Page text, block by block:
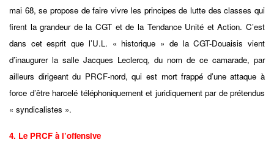
mai 68, se propose de faire vivre les principes de lutte des classes qui
firent la grandeur de la CGT et de la Tendance Unité et Action. C’est
dans cet esprit que l’U.L. « historique » de la CGT-Douaisis vient
d’inaugurer la salle Jacques Leclercq, du nom de ce camarade, par
ailleurs dirigeant du PRCF-nord, qui est mort frappé d’une attaque à
force d’être harcelé téléphoniquement et juridiquement par de prétendus
« syndicalistes ».
4. Le PRCF à l’offensive